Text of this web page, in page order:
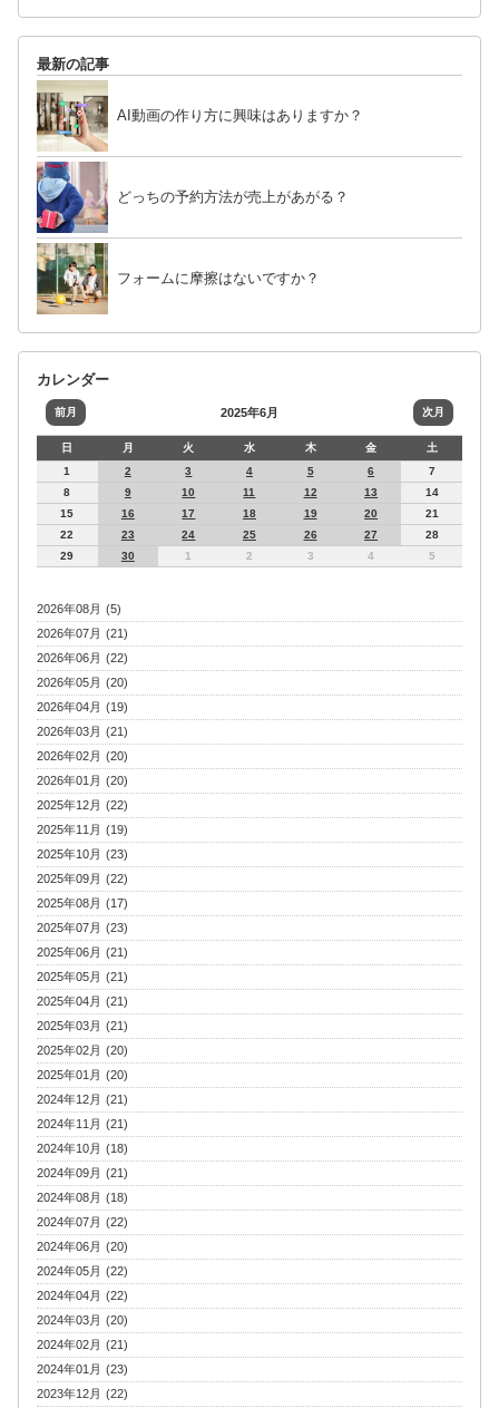
最新の記事
AI動画の作り方に興味はありますか？
どっちの予約方法が売上があがる？
フォームに摩擦はないですか？
カレンダー
前月 2025年6月 次月
日 月 火 水 木 金
土
1
2 3 4 5 6
7
8
9 10 11 12 13
14
15
16 17 18 19 20
21
22
23 24 25 26 27
28
29
30 1 2 3 4 5
2026年08月 (5)
2026年07月 (21)
2026年06月 (22)
2026年05月 (20)
2026年04月 (19)
2026年03月 (21)
2026年02月 (20)
2026年01月 (20)
2025年12月 (22)
2025年11月 (19)
2025年10月 (23)
2025年09月 (22)
2025年08月 (17)
2025年07月 (23)
2025年06月 (21)
2025年05月 (21)
2025年04月 (21)
2025年03月 (21)
2025年02月 (20)
2025年01月 (20)
2024年12月 (21)
2024年11月 (21)
2024年10月 (18)
2024年09月 (21)
2024年08月 (18)
2024年07月 (22)
2024年06月 (20)
2024年05月 (22)
2024年04月 (22)
2024年03月 (20)
2024年02月 (21)
2024年01月 (23)
2023年12月 (22)